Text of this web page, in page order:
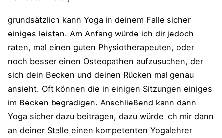
grundsätzlich kann Yoga in deinem Falle sicher
einiges leisten. Am Anfang würde ich dir jedoch
raten, mal einen guten Physiotherapeuten, oder
noch besser einen Osteopathen aufzusuchen, der
sich dein Becken und deinen Rücken mal genau
ansieht. Oft können die in einigen Sitzungen einiges
im Becken begradigen. Anschließend kann dann
Yoga sicher dazu beitragen, dazu würde ich mir dann
an deiner Stelle einen kompetenten Yogalehrer